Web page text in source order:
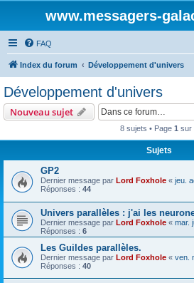
www.messagers-
FAQ
Index du forum Développement d'univers
Développement d'univers
Nouveau sujet
8 sujets • Page 1 sur
Sujets
GP2
Dernier message par Lord Foxhole « jeu.
Réponses : 44
Univers parallèles : j'ai les
Dernier message par Lord Foxhole « mar.
Réponses : 6
Les Guildes parallèles.
Dernier message par Lord Foxhole « ven.
Réponses : 40